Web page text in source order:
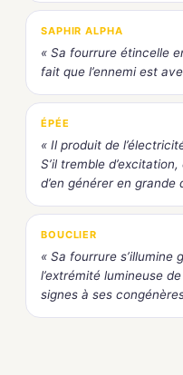
SAPHIR ALPHA
« Sa fourrure étincelle
fait que l’ennemi est
ÉPÉE
« Il produit de
S’il tremble
d’en générer en grande
BOUCLIER
« Sa fourrure s’illumine
l’extrémité lumineuse
signes à ses